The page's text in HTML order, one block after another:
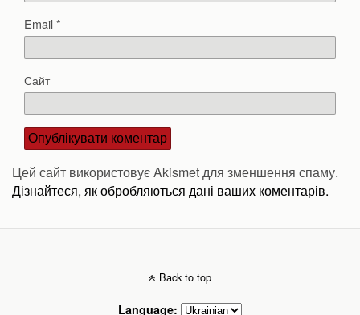
Email*
Сайт
Цей сайт використовує Akismet для зменшення спаму.
Дізнайтеся, як обробляються дані ваших коментарів.
Back to top
Language: